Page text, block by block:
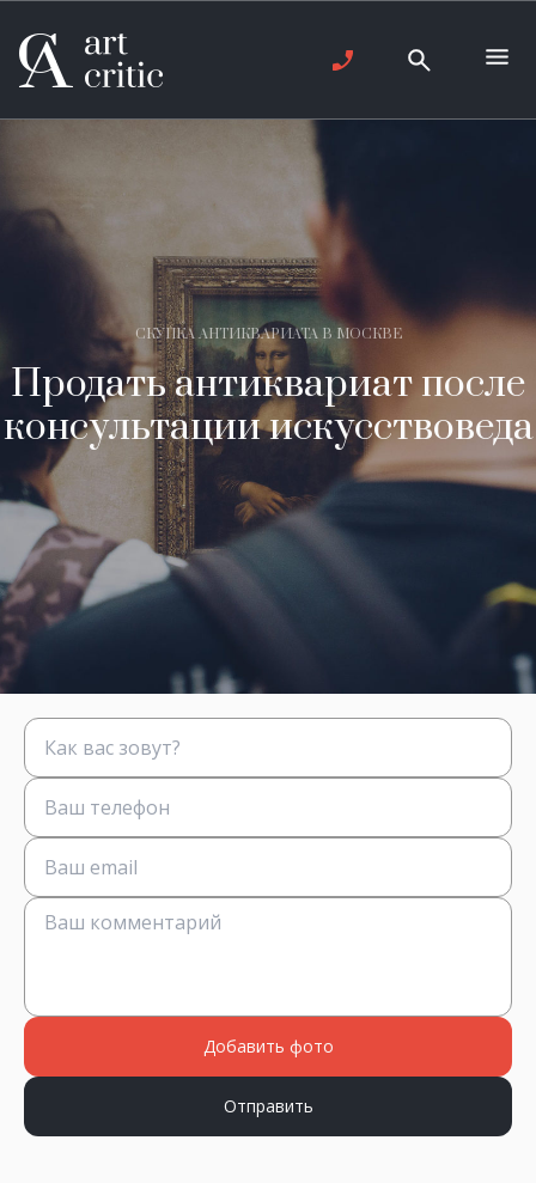
СКУПКА АНТИКВАРИАТА В МОСКВЕ
Продать антиквариат после
консультации искусствоведа
Добавить фото
Отправить